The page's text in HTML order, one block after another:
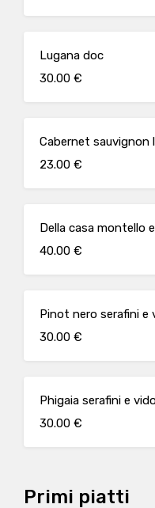
Lugana doc
30.00 €
Cabernet sauvignon
23.00 €
Della casa montello
40.00 €
Pinot nero serafini
30.00 €
Phigaia serafini e
30.00 €
Primi piatti